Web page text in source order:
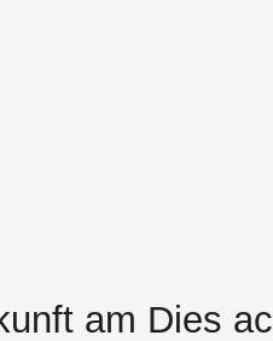
am Dies